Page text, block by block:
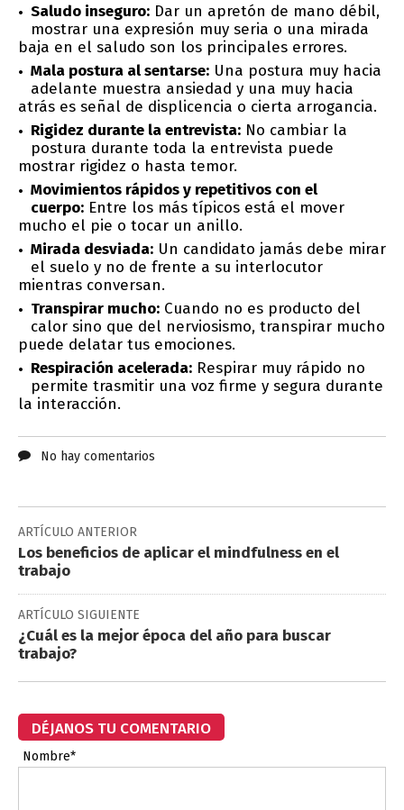
Saludo inseguro: Dar un apretón de mano débil,
mostrar una expresión muy seria o una mirada
baja en el saludo son los principales errores.
Mala postura al sentarse: Una postura muy hacia
adelante muestra ansiedad y una muy hacia
atrás es señal de displicencia o cierta arrogancia.
Rigidez durante la entrevista: No cambiar la
postura durante toda la entrevista puede
mostrar rigidez o hasta temor.
Movimientos rápidos y repetitivos con el
cuerpo: Entre los más típicos está el mover
mucho el pie o tocar un anillo.
Mirada desviada: Un candidato jamás debe mirar
el suelo y no de frente a su interlocutor
mientras conversan.
Transpirar mucho: Cuando no es producto del
calor sino que del nerviosismo, transpirar mucho
puede delatar tus emociones.
Respiración acelerada: Respirar muy rápido no
permite trasmitir una voz firme y segura durante
la interacción.
No hay comentarios
ARTÍCULO ANTERIOR
Los beneficios de aplicar el mindfulness en el
trabajo
ARTÍCULO SIGUIENTE
¿Cuál es la mejor época del año para buscar
trabajo?
DÉJANOS TU COMENTARIO
Nombre*